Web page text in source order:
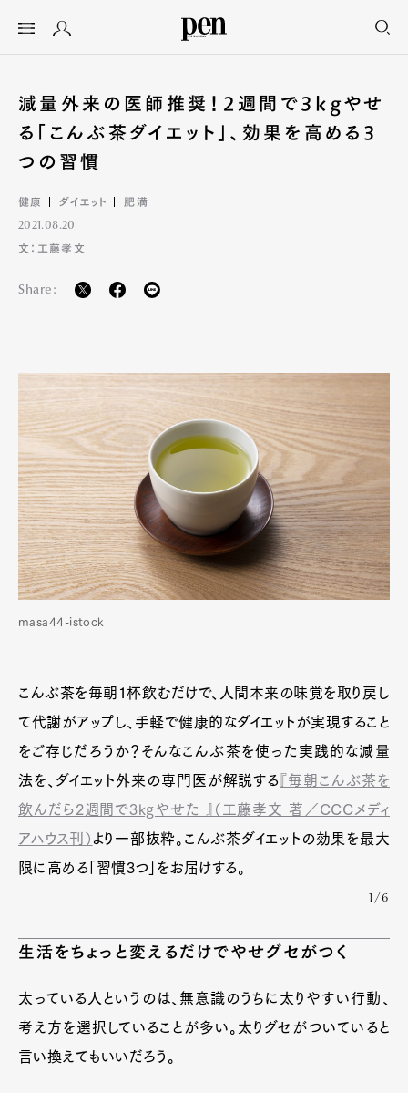
減量外来の医師推奨！2週間で3kgやせ
る「こんぶ茶ダイエット」、効果を高める3
つの習慣
健康 ダイエット 肥満
2021.08.20
文：工藤孝文
Share:
masa44-istock
こんぶ茶を毎朝1杯飲むだけで、人間本来の味覚を取り戻し
て代謝がアップし、手軽で健康的なダイエットが実現すること
をご存じだろうか？そんなこんぶ茶を使った実践的な減量
法を、ダイエット外来の専門医が解説する 『毎朝こんぶ茶を
飲んだら2週間で3kgやせた 』（工藤孝文 著／CCCメディ
アハウス刊）より一部抜粋。こんぶ茶ダイエットの効果を最大
限に高める「習慣3つ」をお届けする。
1/6
生活をちょっと変えるだけでやせグセがつく
太っている人というのは、無意識のうちに太りやすい行動、
考え方を選択していることが多い。太りグセがついていると
言い換えてもいいだろう。